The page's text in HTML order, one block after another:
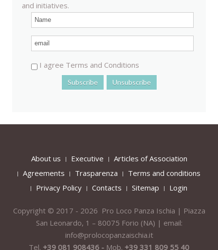
and initiatives.
I agree Terms and Conditions
About us Executive
Articles of Association
Agreements
Trasparenza
Terms and conditions
Privacy Policy
Contacts Sitemap Login
Copyright © 2017 - 2026 Pro Loco Panza Ischia | Piazza
San Leonardo, 1 – 80075 Forio (NA) | email:
info@prolocopanzaischia.it
Tel. +39 081 908436 - Mob. +39 331 809 55 40